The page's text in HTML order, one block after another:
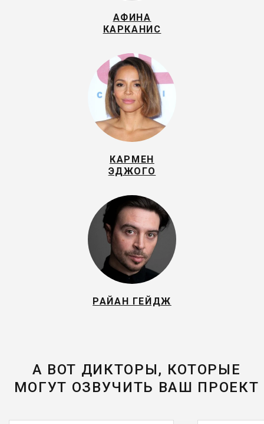
АФИНА
КАРКАНИС
КАРМЕН
ЭДЖОГО
РАЙАН ГЕЙДЖ
А ВОТ ДИКТОРЫ, КОТОРЫЕ
МОГУТ ОЗВУЧИТЬ ВАШ ПРОЕКТ